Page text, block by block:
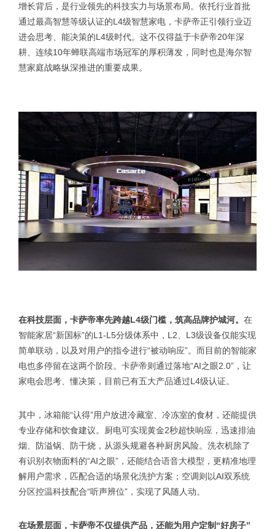
增长背后，是行业领先的科技实力与场景布局。依托行业首批
通过最高智慧等级认证的L4级智慧家电，卡萨帝正引领行业迈
进会思考、能决策的L4级时代。这不仅得益于卡萨帝20年深
耕、连续10年蝉联高端市场冠军的厚积薄发，同时也是海尔智
慧家庭战略纵深推进的重要成果。
在科技层面，卡萨帝率先跨越L4级门槛，筑高品牌护城河。 在
智能家居“新国标”的L1-L5分级体系中，L2、L3级设备仅能实现
简单联动，以及对用户的指令进行“被动响应”。而目前的智能家
电也多停留在这两个阶段。卡萨帝则通过落地“AI之眼2.0”，让
家电会思考、懂决策，目前已有五大产品通过L4级认证。
其中，冰箱能“认得”用户放进冷藏室、冷冻室的食材，还能提供
专业存储和饮食建议。厨电可实现黄金2秒超快响应，迅速排油
烟、防溢锅、防干烧，从源头规避各种厨房风险。洗衣机除了
有识别衣物面料的“AI之眼”，还能结合语音大模型，更精准地理
解用户需求，匹配合适的场景化洗护方案；空调则以AI双系统
分区控温科技配合“听声辨位”，实现了风随人动。
在场景层面，卡萨帝不仅提供产品，还能为用户定制“好房子”